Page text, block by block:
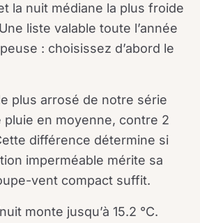
la nuit médiane la plus froide
liste valable toute l’année
: choisissez d’abord le
plus arrosé de notre série
pluie en moyenne, contre 2
différence détermine si
imperméable mérite sa
vent compact suffit.
monte jusqu’à 15.2 °C.